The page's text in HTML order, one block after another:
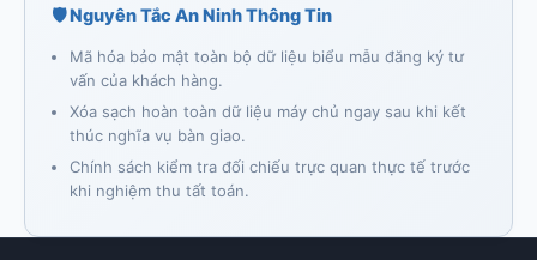
🛡️ Nguyên Tắc An Ninh Thông Tin
Mã hóa bảo mật toàn bộ dữ liệu biểu mẫu đăng ký tư
vấn của khách hàng.
Xóa sạch hoàn toàn dữ liệu máy chủ ngay sau khi kết
thúc nghĩa vụ bàn giao.
Chính sách kiểm tra đối chiếu trực quan thực tế trước
khi nghiệm thu tất toán.